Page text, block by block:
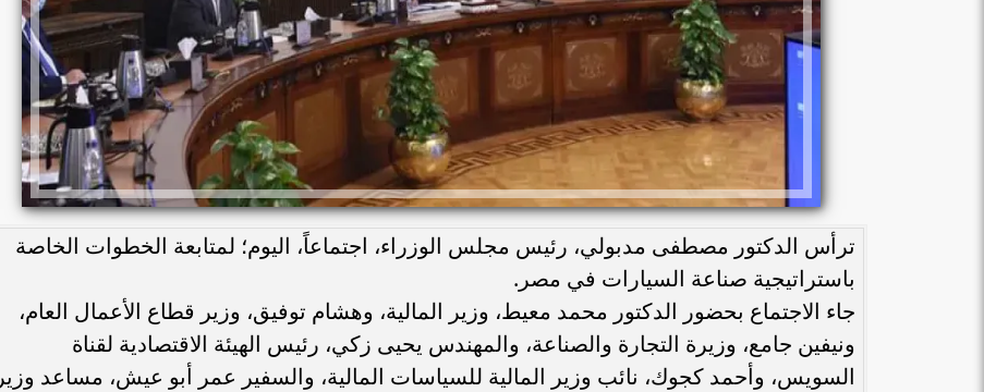
ترأس الدكتور مصطفى مدبولي، رئيس مجلس الوزراء، اجتماعاً، اليوم؛ لمتابعة الخطوات الخاصة
باستراتيجية صناعة السيارات في مصر.
جاء الاجتماع بحضور الدكتور محمد معيط، وزير المالية، وهشام توفيق، وزير قطاع الأعمال العام،
ونيفين جامع، وزيرة التجارة والصناعة، والمهندس يحيى زكي، رئيس الهيئة الاقتصادية لقناة
السويس، وأحمد كجوك، نائب وزير المالية للسياسات المالية، والسفير عمر أبو عيش، مساعد وزير